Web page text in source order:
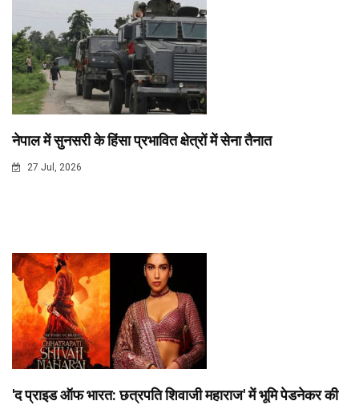
नेपाल में सुनसरी के हिंसा प्रभावित क्षेत्रों में सेना तैनात
27 Jul, 2026
'द प्राइड ऑफ भारत: छत्रपति शिवाजी महाराज' में भूमि पेडनेकर की